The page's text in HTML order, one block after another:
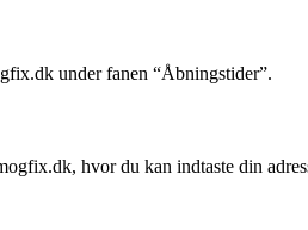
under fanen “Åbningstider”.
hvor du kan indtaste din